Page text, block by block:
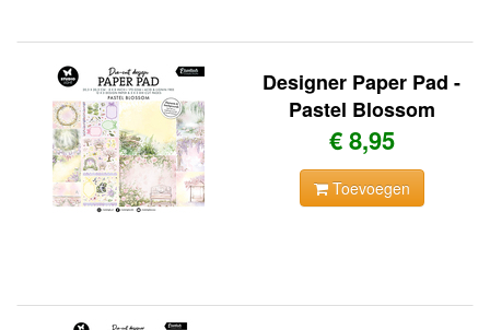
Designer Paper Pad -
Pastel Blossom
€ 8,95
Toevoegen